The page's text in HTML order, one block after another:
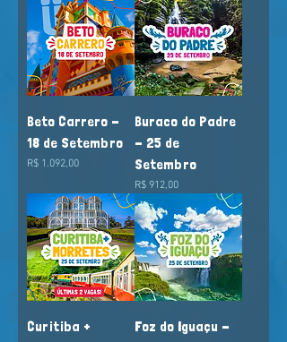
Beto Carrero -
18 de Setembro
Preço
R$ 1.092,00
Buraco do Padre
- 25 de
Setembro
Preço
R$ 912,00
Curitiba +
Foz do Iguaçu -